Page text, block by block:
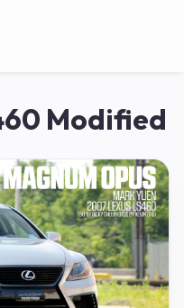
Modified